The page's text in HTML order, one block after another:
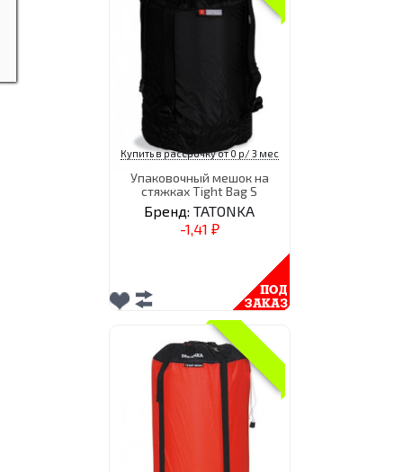
Купить в рассрочку от 0 р/ 3 мес
Упаковочный мешок на
стяжках Tight Bag S
Бренд: TATONKA
-1,41 ₽